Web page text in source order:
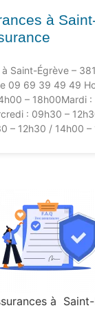
à
à Saint-Égrève –
09 69 39 49 49
– 18h00Mardi
: 09h30 –
– 12h30 / 14h00 –
à